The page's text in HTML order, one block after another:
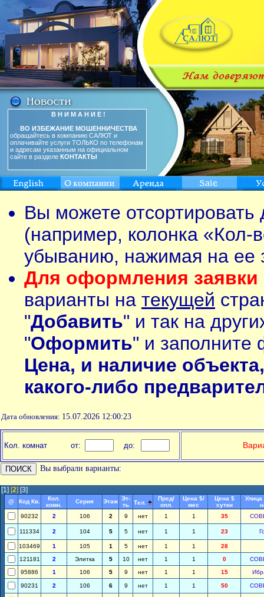
В Н И М А Н И Е !
ВО ИЗБЕЖАНИЕ МОШЕННИЧЕСТВА
обращайтесь в компанию САЛЮТ и
оплачивайте услуги ТОЛЬКО по телефонам
и адресам указанным на официальном
сайте в разделе КОНТАКТЫ
Вы можете
(например, колонка «Кол-
убыванию, нажимая на ее
Для оформления заявки
варианты на текущей
"Добавить" и так на
"Оформить" и заполните
Цена, и наличие
какого-либо
Дата обновления: 15.07.2026 12:00:23
Кол. комнат от: до:
Вы выбрали варианты:
[1] [2] [3]
@ Код Кв.
Кол.
комн.
Серия Этаж Эт-
ть
Тел.
Пред/
опл.
Цена $/
мес
Цена $
сутки
Улица
90232
2 106 2 9 нет 1 1 35
111334 2 104 5 5 нет 1 1 23
103469 1 105 1 5 нет 1 1
28
121181
2 Элитка 5 10 нет 1 1 0
95886
1 106 5 9 нет 1 1 15
90231 2 106 6 9 нет 1 1 50